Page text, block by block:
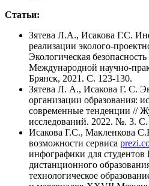
Статьи:
Зятева Л.А., Исакова Г.С.
реализации эколого-
Экологическая
Международной научно-
Брянск, 2021. С. 123-130.
Зятева Л. А., Исакова Г. С.
организации образования:
современные тенденции //
исследований. 2022. №. 3. С.
Исакова Г.С., Макленкова
возможности сервиса
инфографики для
дистанционного
технологическое